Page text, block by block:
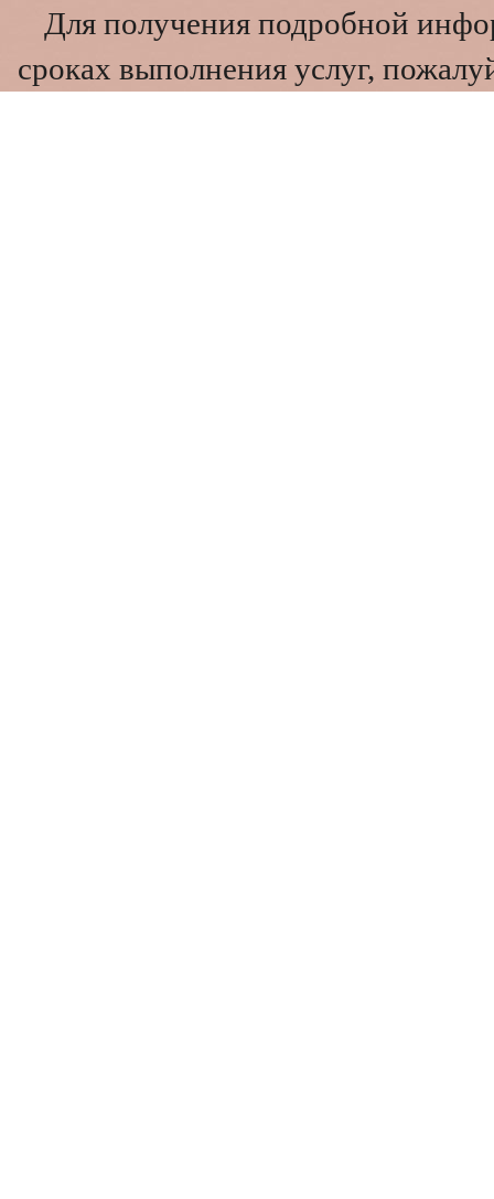
Для получения подробной
сроках выполнения услуг,